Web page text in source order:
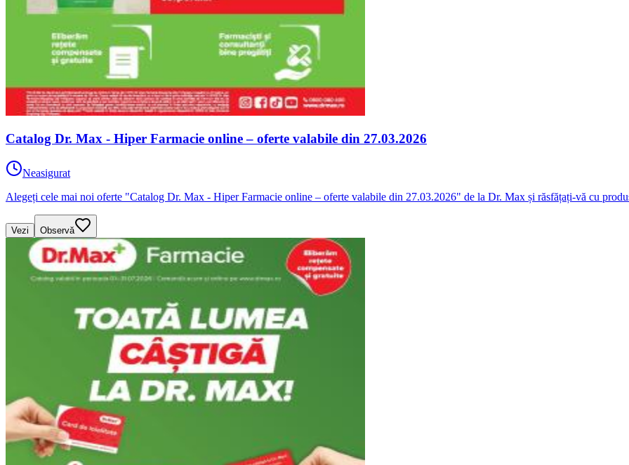
Catalog Dr. Max - Hiper Farmacie online – oferte valabile din 27.03.2026
Neasigurat
Alegeți cele mai noi oferte "Catalog Dr. Max - Hiper Farmacie online – oferte valabile din 27.03.2026" de la Dr. Max și răsfățați-vă cu
Vezi Observă